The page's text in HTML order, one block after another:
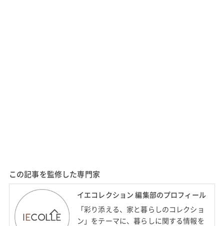
この記事を監修した専門家
イエコレクション 編集部のプロフィール
「彩り添える、家と暮らしのコレクショ
ン」をテーマに、暮らしに関する情報を